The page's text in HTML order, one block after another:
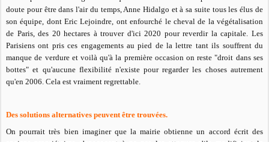
doute pour être dans l'air du temps, Anne Hidalgo et à sa suite tous les élus de
son équipe, dont Eric Lejoindre, ont enfourché le cheval de la végétalisation
de Paris, des 20 hectares à trouver d'ici 2020 pour reverdir la capitale. Les
Parisiens ont pris ces engagements au pied de la lettre tant ils souffrent du
manque de verdure et voilà qu'à la première occasion on reste "droit dans ses
bottes" et qu'aucune flexibilité n'existe pour regarder les choses autrement
qu'en 2006. Cela est vraiment regrettable.
Des solutions alternatives peuvent être trouvées.
On pourrait très bien imaginer que la mairie obtienne un accord écrit des